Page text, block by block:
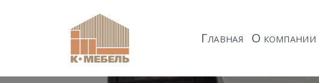
ГЛАВНАЯ О КОМПАНИИ